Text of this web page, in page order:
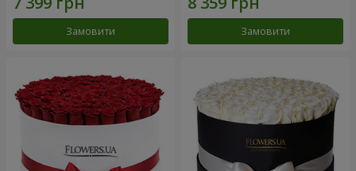
Замовити Замовити